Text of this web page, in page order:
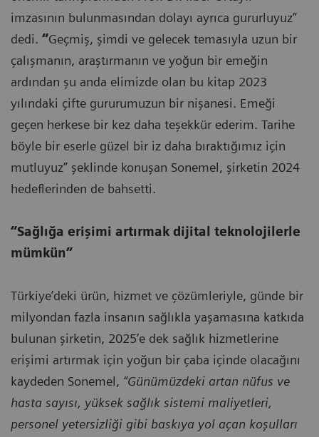
imzasının bulunmasından dolayı ayrıca gururluyuz”
dedi. “Geçmiş, şimdi ve gelecek temasıyla uzun bir
çalışmanın, araştırmanın ve yoğun bir emeğin
ardından şu anda elimizde olan bu kitap 2023
yılındaki çifte gururumuzun bir nişanesi. Emeği
geçen herkese bir kez daha teşekkür ederim. Tarihe
böyle bir eserle güzel bir iz daha bıraktığımız için
mutluyuz” şeklinde konuşan Sonemel, şirketin 2024
hedeflerinden de bahsetti.
“Sağlığa erişimi artırmak dijital teknolojilerle
mümkün”
Türkiye’deki ürün, hizmet ve çözümleriyle, günde bir
milyondan fazla insanın sağlıkla yaşamasına katkıda
bulunan şirketin, 2025’e dek sağlık hizmetlerine
erişimi artırmak için yoğun bir çaba içinde olacağını
kaydeden Sonemel, “Günümüzdeki artan nüfus ve
hasta sayısı, yüksek sağlık sistemi maliyetleri,
personel yetersizliği gibi baskıya yol açan koşulları